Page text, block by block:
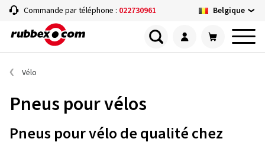
Commande par téléphone : 022730961 Belgique
Vélo
Pneus pour vélos
Pneus pour vélo de qualité chez